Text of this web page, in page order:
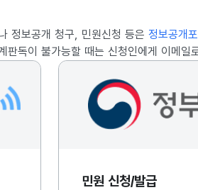
정보공개 청구, 민원신청 등은 정보공개
판독이 불가능할 때는 신청인에게 이메일
민원 신청/발급